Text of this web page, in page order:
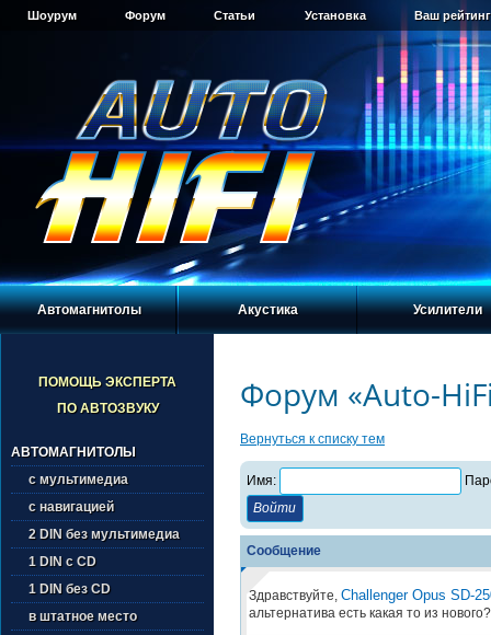
Шоурум Форум Статьи Установка Ваш
Автомагнитолы Акустика Усилители
ПОМОЩЬ ЭКСПЕРТА
ПО АВТОЗВУКУ
АВТОМАГНИТОЛЫ
с мультимедиа
с навигацией
2 DIN без мультимедиа
1 DIN с CD
1 DIN без CD
в штатное место
Форум «Auto-
Вернуться к списку тем
Имя:
Сообщение
Здравствуйте, Challenger Opus SD-
альтернатива есть какая то из нового?